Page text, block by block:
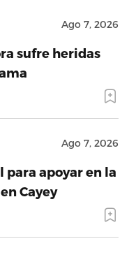
Ago 7, 2026
sufre heridas
Ago 7, 2026
para apoyar en la
Cayey